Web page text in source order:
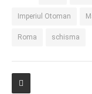
Imperiul Otoman
Roma schisma